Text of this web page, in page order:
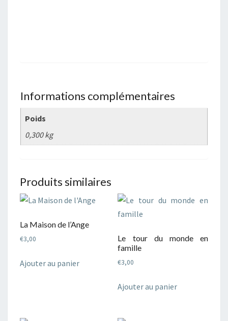
Informations complémentaires
Poids
0,300 kg
Produits similaires
La Maison de l’Ange
€3,00
Ajouter au panier
Le tour du monde en
famille
€3,00
Ajouter au panier